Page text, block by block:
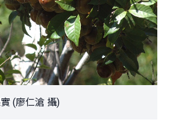
(廖仁滄 攝)